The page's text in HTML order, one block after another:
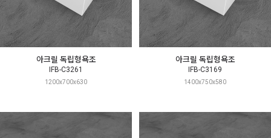
아크릴 독립형욕조
IFB-C3261
1200x700x630
아크릴 독립형욕조
IFB-C3169
1400x750x580